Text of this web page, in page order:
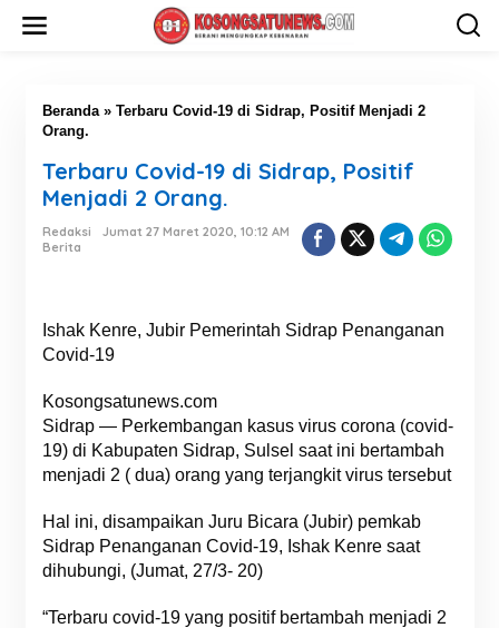
Beranda» Terbaru Covid-19 di Sidrap, Positif Menjadi 2
Orang.
Terbaru Covid-19 di Sidrap, Positif
Menjadi 2 Orang.
Redaksi
Jumat 27 Maret 2020, 10:12 AM
Berita
Ishak Kenre, Jubir Pemerintah Sidrap Penanganan
Covid-19
Kosongsatunews.com
Sidrap — Perkembangan kasus virus corona (covid-
19) di Kabupaten Sidrap, Sulsel saat ini bertambah
menjadi 2 ( dua) orang yang terjangkit virus tersebut
Hal ini, disampaikan Juru Bicara (Jubir) pemkab
Sidrap Penanganan Covid-19, Ishak Kenre saat
dihubungi, (Jumat, 27/3- 20)
“Terbaru covid-19 yang positif bertambah menjadi 2